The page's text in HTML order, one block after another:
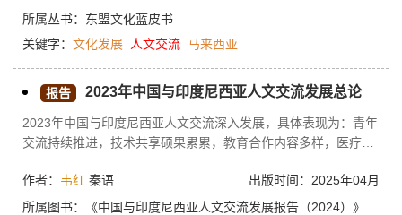
所属丛书： 东盟文化蓝皮书
关键字： 文化发展 人文交流 马来西亚
报告 2023年中国与印度尼西亚人文交流发展总论
2023年中国与印度尼西亚人文交流深入发展，具体表现为：青年
交流持续推进，技术共享硕果累累，教育合作内容多样，医疗卫
国人文交流在地域、内容、形式和效果等方面仍有提升空间。基
于此，中国需合理布局人文交流资源，充实人文交流内容，鼓励
出版时间：2025年04月
作者： 韦红 秦语
所属图书：
《中国与印度尼西亚人文交流发展报告（2024）》